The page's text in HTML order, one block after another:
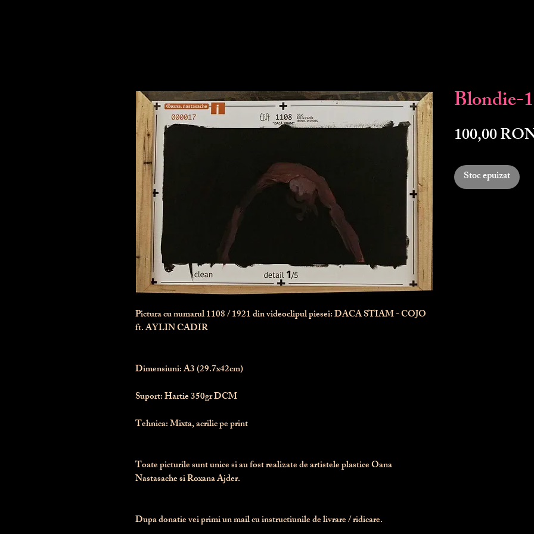
Pictura cu numarul1108/ 1921 din videoclipul piesei: DACA STIAM - COJO
ft. AYLIN CADIR
Dimensiuni: A3 (29.7x42cm)
Suport: Hartie 350gr DCM
Tehnica: Mixta, acrilic pe print
Toate picturile sunt unice si au fost realizate de artistele plastice Oana
Nastasache si Roxana Ajder.
Dupa donatie vei primi un mail cu instructiunile de livrare / ridicare.
Blondie-
100,00
Stoc epuizat